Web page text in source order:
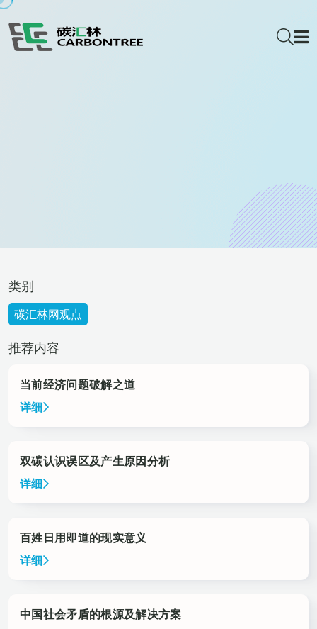
类别
碳汇林网观点
推荐内容
当前经济问题破解之道
详细
双碳认识误区及产生原因分析
详细
百姓日用即道的现实意义
详细
中国社会矛盾的根源及解决方案